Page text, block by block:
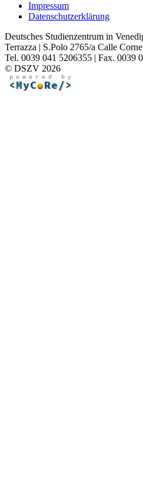
Impressum
Datenschutzerklärung
Deutsches Studienzentrum in
Terrazza | S.Polo 2765/a Calle
Tel. 0039 041 5206355 | Fax. 0039
© DSZV 2026